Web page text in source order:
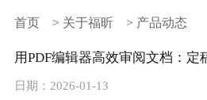
首页 > 关于福昕 > 产品动态
日期：2026-01-13